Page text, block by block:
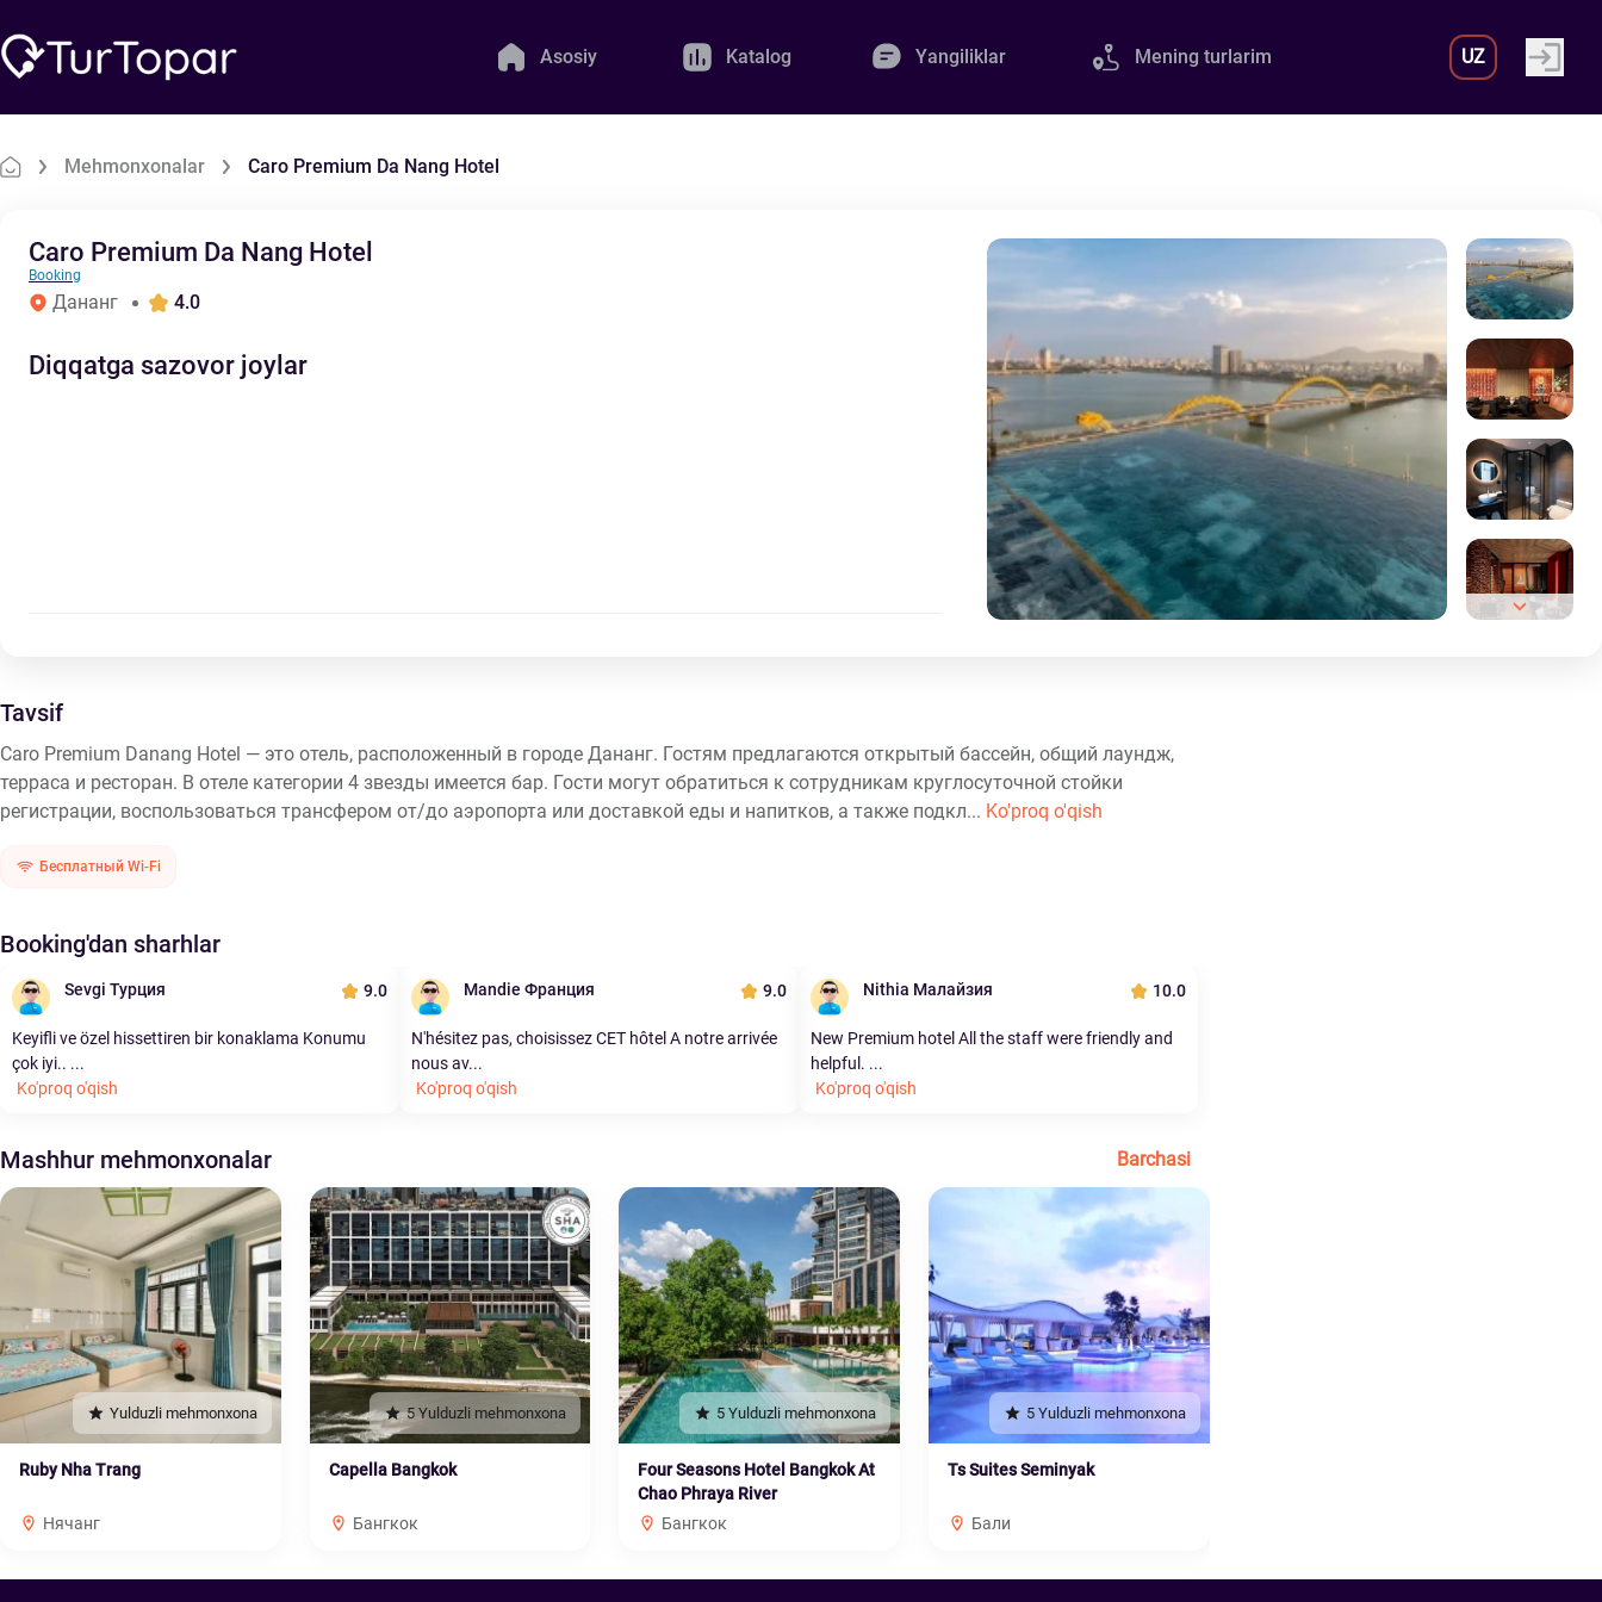
Asosiy Katalog Yangiliklar Mening turlarim UZ
Mehmonxonalar Caro Premium Da Nang Hotel
Caro Premium Da Nang Hotel
Booking
Дананг 4.0
Diqqatga sazovor joylar
Tavsif
Caro Premium Danang Hotel — это отель, расположенный в городе Дананг. Гостям предлагаются открытый бассейн, общий лаундж,
терраса и ресторан. В отеле категории 4 звезды имеется бар. Гости могут обратиться к сотрудникам круглосуточной стойки
регистрации, воспользоваться трансфером от/до аэропорта или доставкой еды и напитков, а также подкл... Ko'proq o'qish
Бесплатный Wi-Fi
Booking'dan sharhlar
Sevgi Турция 9.0
Keyifli ve özel hissettiren bir konaklama Konumu
çok iyi.. ...
Ko'proq o'qish
Mandie Франция 9.0
N'hésitez pas, choisissez CET hôtel A notre arrivée
nous av...
Ko'proq o'qish
Nithia Малайзия 10.0
New Premium hotel All the staff were friendly and
helpful. ...
Ko'proq o'qish
Mashhur mehmonxonalar Barchasi
Yulduzli mehmonxona
Ruby Nha Trang
Нячанг
5 Yulduzli mehmonxona
Capella Bangkok
Бангкок
5 Yulduzli mehmonxona
Four Seasons Hotel Bangkok At
Chao Phraya River
Бангкок
5 Yulduzli mehmonxona
Ts Suites Seminyak
Бали